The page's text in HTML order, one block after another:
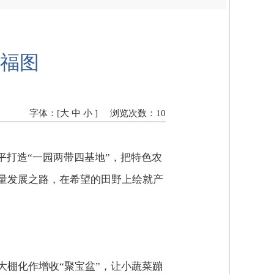
图
浏览次数： 10
字体：[大 中 小 ]
造“一园两带四基地”，把特色农
发展之路，在希望的田野上绘就产
化作增收“聚宝盆”，让小蔬菜蹦